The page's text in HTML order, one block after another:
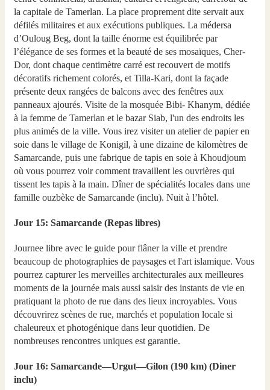
la capitale de Tamerlan. La place proprement dite servait aux
défilés militaires et aux exécutions publiques. La médersa
d’Ouloug Beg, dont la taille énorme est équilibrée par
l’élégance de ses formes et la beauté de ses mosaïques, Cher-
Dor, dont chaque centimètre carré est recouvert de motifs
décoratifs richement colorés, et Tilla-Kari, dont la façade
présente deux rangées de balcons avec des fenêtres aux
panneaux ajourés. Visite de la mosquée Bibi- Khanym, dédiée
à la femme de Tamerlan et le bazar Siab, l'un des endroits les
plus animés de la ville. Vous irez visiter un atelier de papier en
soie dans le village de Konigil, à une dizaine de kilomètres de
Samarcande, puis une fabrique de tapis en soie à Khoudjoum
où vous pourrez voir comment travaillent les ouvrières qui
tissent les tapis à la main. Dîner de spécialités locales dans une
famille ouzbèke de Samarcande (inclu). Nuit à l’hôtel.
Jour 15: Samarcande (Repas libres)
Journee libre avec le guide pour flâner la ville et prendre
beaucoup de photographies de paysages et l'art islamique. Vous
pourrez capturer les merveilles architecturales aux meilleures
moments de la journée mais aussi saisir des instants de vie en
pratiquant la photo de rue dans des lieux incroyables. Vous
découvrirez scènes de rue, marchés et population locale si
chaleureux et photogénique dans leur quotidien. De
nombreuses rencontres uniques est garantie.
Jour 16: Samarcande—Urgut—Gilon (190 km) (Diner
inclu)